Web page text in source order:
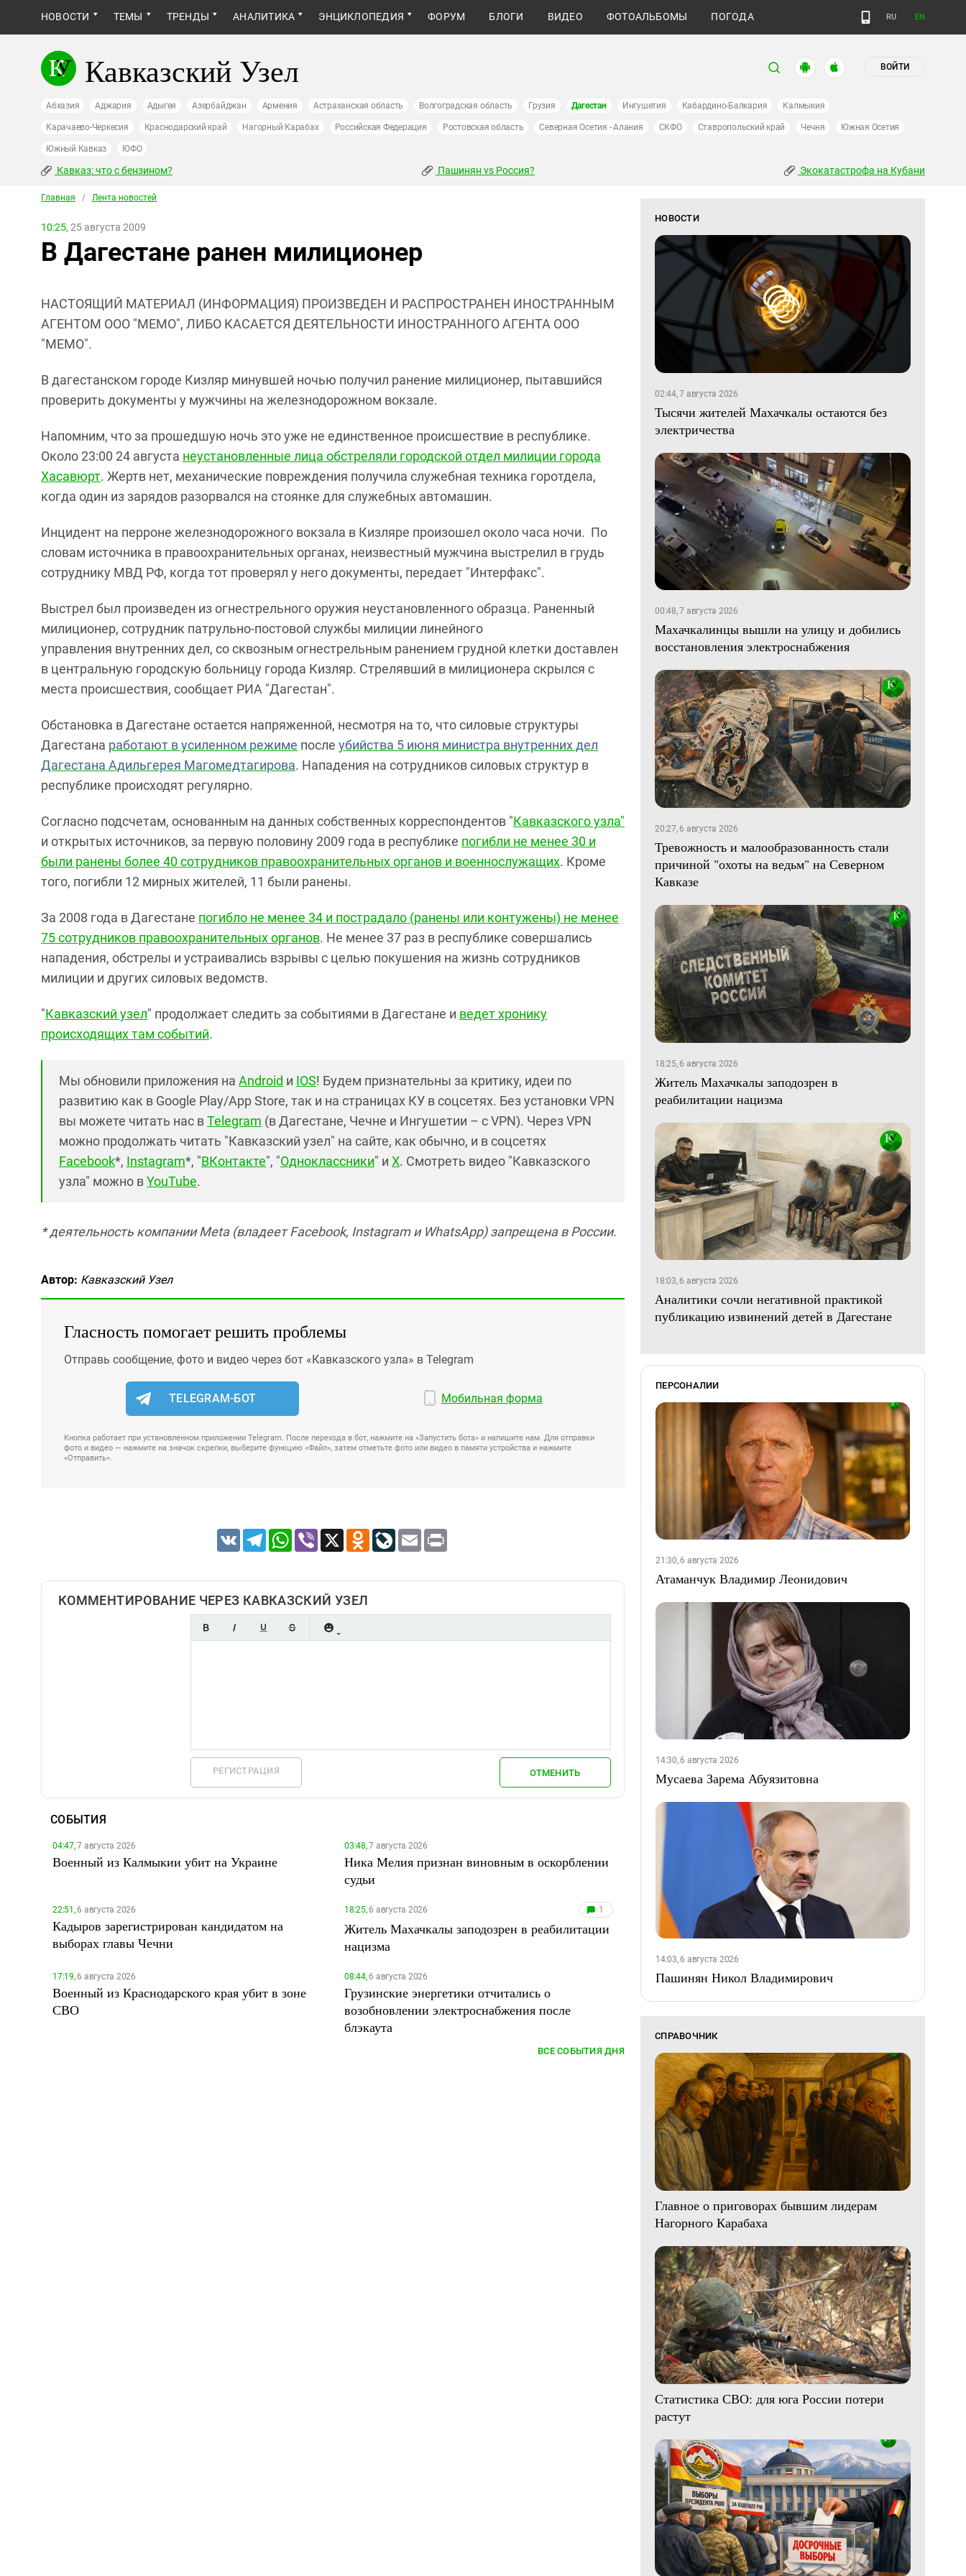
НОВОСТИ ТЕМЫ ТРЕНДЫ АНАЛИТИКА ЭНЦИКЛОПЕДИЯ ФОРУМ БЛОГИ ВИДЕО ФОТОАЛЬБОМЫ ПОГОДА RU EN
Кавказский Узел ВОЙТИ
Абхазия Аджария Адыгея Азербайджан Армения Астраханская область Волгоградская область Грузия Дагестан Ингушетия Кабардино-Балкария Калмыкия
Карачаево-Черкесия Краснодарский край Нагорный Карабах Российская Федерация Ростовская область Северная Осетия - Алания СКФО Ставропольский край Чечня Южная Осетия
Южный Кавказ ЮФО
Кавказ: что с бензином? Пашинян vs Россия? Экокатастрофа на Кубани
Главная / Лента новостей
10:25, 25 августа 2009
В Дагестане ранен милиционер
НАСТОЯЩИЙ МАТЕРИАЛ (ИНФОРМАЦИЯ) ПРОИЗВЕДЕН И РАСПРОСТРАНЕН ИНОСТРАННЫМ
АГЕНТОМ ООО "МЕМО", ЛИБО КАСАЕТСЯ ДЕЯТЕЛЬНОСТИ ИНОСТРАННОГО АГЕНТА ООО
"МЕМО".
В дагестанском городе Кизляр минувшей ночью получил ранение милиционер, пытавшийся
проверить документы у мужчины на железнодорожном вокзале.
Напомним, что за прошедшую ночь это уже не единственное происшествие в республике.
Около 23:00 24 августа неустановленные лица обстреляли городской отдел милиции города
Хасавюрт. Жертв нет, механические повреждения получила служебная техника горотдела,
когда один из зарядов разорвался на стоянке для служебных автомашин.
Инцидент на перроне железнодорожного вокзала в Кизляре произошел около часа ночи. По
словам источника в правоохранительных органах, неизвестный мужчина выстрелил в грудь
сотруднику МВД РФ, когда тот проверял у него документы, передает "Интерфакс".
Выстрел был произведен из огнестрельного оружия неустановленного образца. Раненный
милиционер, сотрудник патрульно-постовой службы милиции линейного
управления внутренних дел, со сквозным огнестрельным ранением грудной клетки доставлен
в центральную городскую больницу города Кизляр. Стрелявший в милиционера скрылся с
места происшествия, сообщает РИА "Дагестан".
Обстановка в Дагестане остается напряженной, несмотря на то, что силовые структуры
Дагестана работают в усиленном режиме после убийства 5 июня министра внутренних дел
Дагестана Адильгерея Магомедтагирова. Нападения на сотрудников силовых структур в
республике происходят регулярно.
Согласно подсчетам, основанным на данных собственных корреспондентов "Кавказского узла"
и открытых источников, за первую половину 2009 года в республике погибли не менее 30 и
были ранены более 40 сотрудников правоохранительных органов и военнослужащих. Кроме
того, погибли 12 мирных жителей, 11 были ранены.
За 2008 года в Дагестане погибло не менее 34 и пострадало (ранены или контужены) не менее
75 сотрудников правоохранительных органов. Не менее 37 раз в республике совершались
нападения, обстрелы и устраивались взрывы с целью покушения на жизнь сотрудников
милиции и других силовых ведомств.
"Кавказский узел" продолжает следить за событиями в Дагестане и ведет хронику
происходящих там событий.
Мы обновили приложения на Android и IOS! Будем признательны за критику, идеи по
развитию как в Google Play/App Store, так и на страницах КУ в соцсетях. Без установки VPN
вы можете читать нас вTelegram (в Дагестане, Чечне и Ингушетии – с VPN). Через VPN
можно продолжать читать "Кавказский узел" на сайте, как обычно, и в соцсетях
Facebook*, Instagram*, "ВКонтакте", "Одноклассники" и X. Смотреть видео "Кавказского
узла" можно вYouTube.
* деятельность компании Meta (владеет Facebook, Instagram и WhatsApp) запрещена в России.
Автор: Кавказский Узел
Гласность помогает решить проблемы
Отправь сообщение, фото и видео через бот «Кавказского узла» в Telegram
TELEGRAM-БОТ Мобильная форма
Кнопка работает при установленном приложении Telegram. После перехода в бот, нажмите на «Запустить бота» и напишите нам. Для отправки
фото и видео — нажмите на значок скрепки, выберите функцию «Файл», затем отметьте фото или видео в памяти устройства и нажмите
«Отправить».
VK TelegramWhatsApp
Viber X Odnoklassniki
LiveJournal
Email
КОММЕНТИРОВАНИЕ ЧЕРЕЗ КАВКАЗСКИЙ УЗЕЛ
РЕГИСТРАЦИЯ ОТМЕНИТЬ
СОБЫТИЯ
04:47,7 августа 2026
Военный из Калмыкии убит на Украине
03:48,7 августа 2026
Ника Мелия признан виновным в оскорблении
судьи
22:51,6 августа 2026
Кадыров зарегистрирован кандидатом на
выборах главы Чечни
18:25,6 августа 2026 1
Житель Махачкалы заподозрен в реабилитации
нацизма
17:19,6 августа 2026
Военный из Краснодарского края убит в зоне
СВО
08:44,6 августа 2026
Грузинские энергетики отчитались о
возобновлении электроснабжения после
блэкаута
ВСЕ СОБЫТИЯ ДНЯ
НОВОСТИ
02:44, 7 августа 2026
Тысячи жителей Махачкалы остаются без
электричества
00:48, 7 августа 2026
Махачкалинцы вышли на улицу и добились
восстановления электроснабжения
20:27, 6 августа 2026
Тревожность и малообразованность стали
причиной "охоты на ведьм" на Северном
Кавказе
18:25, 6 августа 2026
Житель Махачкалы заподозрен в
реабилитации нацизма
18:03, 6 августа 2026
Аналитики сочли негативной практикой
публикацию извинений детей в Дагестане
ПЕРСОНАЛИИ
21:30, 6 августа 2026
Атаманчук Владимир Леонидович
14:30, 6 августа 2026
Мусаева Зарема Абуязитовна
14:03, 6 августа 2026
Пашинян Никол Владимирович
СПРАВОЧНИК
Главное о приговорах бывшим лидерам
Нагорного Карабаха
Статистика СВО: для юга России потери
растут